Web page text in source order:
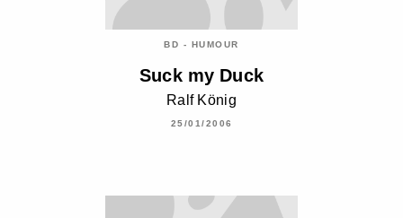
BD - HUMOUR
Suck my Duck
Ralf König
25/01/2006